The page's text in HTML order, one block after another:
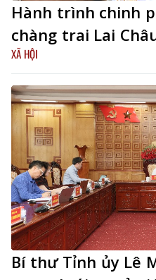
Hành trình chinh
chàng trai Lai
XÃ HỘI
Bí thư Tỉnh ủy Lê